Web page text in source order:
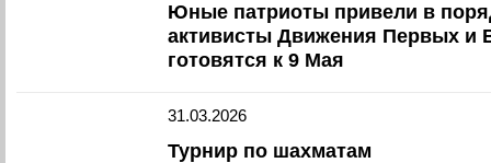
Юные патриоты привели в
активисты Движения Первых и
готовятся к 9 Мая
31.03.2026
Турнир по шахматам